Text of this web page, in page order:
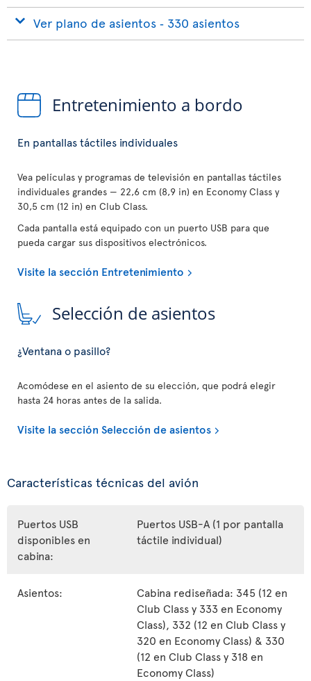
Ver plano de asientos ‐ 330 asientos
Entretenimiento a bordo
En pantallas táctiles individuales
Vea películas y programas de televisión en pantallas táctiles
individuales grandes — 22,6 cm (8,9 in) en Economy Class y
30,5 cm (12 in) en Club Class.
Cada pantalla está equipado con un puerto USB para que
pueda cargar sus dispositivos electrónicos.
Visite la sección Entretenimiento
Selección de asientos
¿Ventana o pasillo?
Acomódese en el asiento de su elección, que podrá elegir
hasta 24 horas antes de la salida.
Visite la sección Selección de asientos
Características técnicas del avión
Puertos USB
disponibles en
cabina:
Puertos USB-A (1 por pantalla
táctile individual)
Asientos:
Cabina rediseñada: 345 (12 en
Club Class y 333 en Economy
Class), 332 (12 en Club Class y
320 en Economy Class) & 330
(12 en Club Class y 318 en
Economy Class)